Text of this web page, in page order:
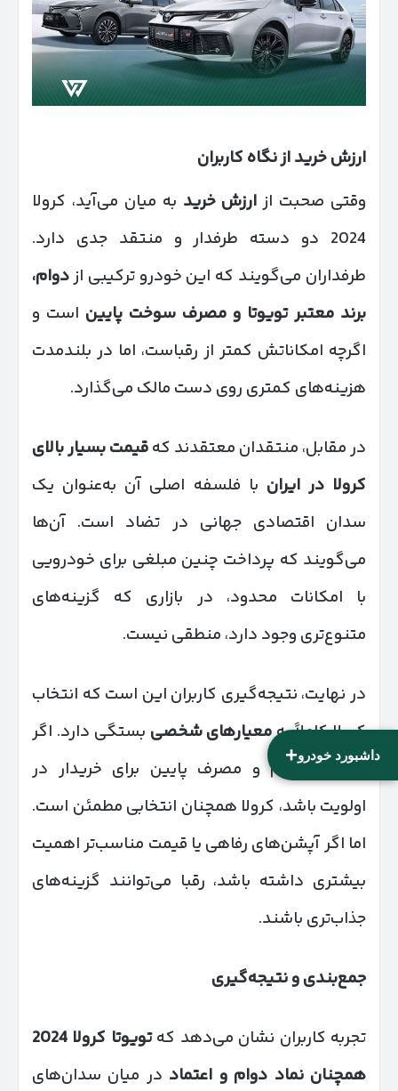
ارزش خرید از نگاه کاربران
وقتی صحبت از ارزش خرید به میان می‌آید، کرولا
2024 دو دسته طرفدار و منتقد جدی دارد.
طرفداران می‌گویند که این خودرو ترکیبی ازدوام،
برند معتبر تویوتا و مصرف سوخت پایین است و
اگرچه امکاناتش کمتر از رقباست، اما در بلندمدت
هزینه‌های کمتری روی دست مالک می‌گذارد.
در مقابل، منتقدان معتقدند کهقیمت بسیار بالای
کرولا در ایران با فلسفه اصلی آن به‌عنوان یک
سدان اقتصادی جهانی در تضاد است. آن‌ها
می‌گویند که پرداخت چنین مبلغی برای خودرویی
با امکانات محدود، در بازاری که گزینه‌های
متنوع‌تری وجود دارد، منطقی نیست.
در نهایت، نتیجه‌گیری کاربران این است که انتخاب
کرولا کاملاً بهمعیارهای شخصی بستگی دارد. اگر
کیفیت، دوام و مصرف پایین برای خریدار در
اولویت باشد، کرولا همچنان انتخابی مطمئن است.
اما اگر آپشن‌های رفاهی یا قیمت مناسب‌تر اهمیت
بیشتری داشته باشد، رقبا می‌توانند گزینه‌های
جذاب‌تری باشند.
جمع‌بندی و نتیجه‌گیری
تجربه کاربران نشان می‌دهد که
تویوتا کرولا 2024
همچنان نماد دوام و اعتماد در میان سدان‌های
+داشبورد خودرو